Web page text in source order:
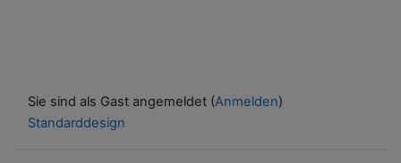
Sie sind als Gast angemeldet (Anmelden)
Standarddesign